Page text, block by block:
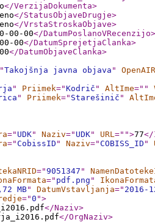
</VerzijaDokumenta>
</StatusObjaveDrugje>
</VrstaStroskaObjave>
00-00</DatumPoslanoVRecenzijo>
00</DatumSprejetjaClanka>
</DatumObjaveClanka>
Takojšnja javna objava "
" Priimek="Kodrič " AltIme=" "
" Priimek=" Starešinič "
=" UDK" Naziv=" UDK" URL=" ">77
="CobissID " Naziv="COBISS_ID "
="9051347 "
=" pdf.png "
MB" DatumVstavljanja=" 2016-
="0 ">
</Naziv>
</OrgNaziv>